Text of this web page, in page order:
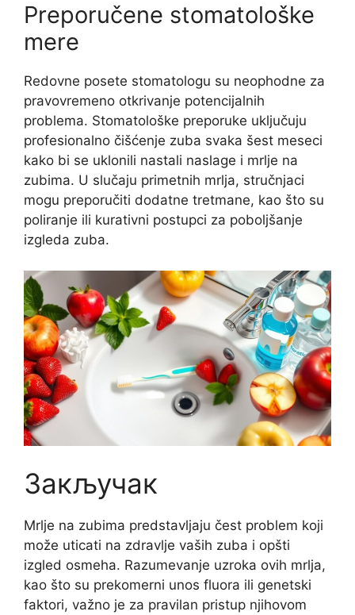
Preporučene stomatološke
mere
Redovne posete stomatologu su neophodne za
pravovremeno otkrivanje potencijalnih
problema. Stomatološke preporuke uključuju
profesionalno čišćenje zuba svaka šest meseci
kako bi se uklonili nastali naslage i mrlje na
zubima. U slučaju primetnih mrlja, stručnjaci
mogu preporučiti dodatne tretmane, kao što su
poliranje ili kurativni postupci za poboljšanje
izgleda zuba.
Закључак
Mrlje na zubima predstavljaju čest problem koji
može uticati na zdravlje vaših zuba i opšti
izgled osmeha. Razumevanje uzroka ovih mrlja,
kao što su prekomerni unos fluora ili genetski
faktori, važno je za pravilan pristup njihovom